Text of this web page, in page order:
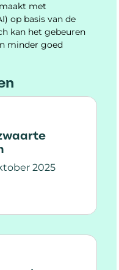
met
op basis van de
kan het gebeuren
minder goed
2025
druk/zwaarte